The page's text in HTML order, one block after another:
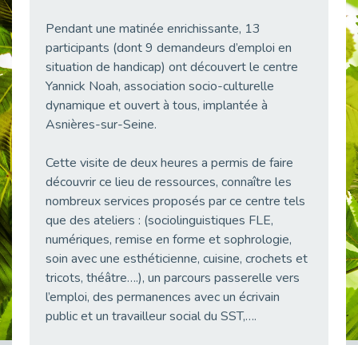
L'alternance : un tremplin vers l'emploi aussi pour les personnes en situation de handicap
Publié le 01/05/2026
Témoignage : Le parcours de Marc, 44 ans
Publié le 30/04/2026
Optimiser son CV lorsqu’on est en situation de handicap
Publié le 29/04/2026
28 avril : Agir ensemble pour une culture de prévention au travail
Publié le 27/04/2026
Mobilisation pour l’alternance et le handicap
Publié le 24/04/2026
Handicap moteur et emploi : réussir ses recrutements vidéo
Publié le 23/04/2026
Pendant une matinée enrichissante, 13
participants (dont 9 demandeurs d’emploi en
situation de handicap) ont découvert le centre
Yannick Noah, association socio-culturelle
dynamique et ouvert à tous, implantée à
Asnières-sur-Seine.
Cette visite de deux heures a permis de faire
découvrir ce lieu de ressources, connaître les
nombreux services proposés par ce centre tels
que des ateliers : (sociolinguistiques FLE,
numériques, remise en forme et sophrologie,
soin avec une esthéticienne, cuisine, crochets et
tricots, théâtre….), un parcours passerelle vers
l’emploi, des permanences avec un écrivain
public et un travailleur social du SST,….